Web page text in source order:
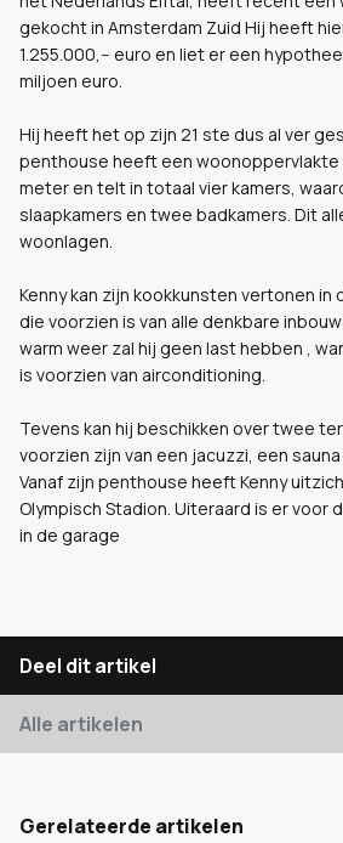
gekocht in Amsterdam Zuid Hij heeft
1.255.000,-- euro en liet er een
miljoen euro.
Hij heeft het op zijn 21 ste dus al ver
penthouse heeft een woonoppervlakte
meter en telt in totaal vier kamers,
slaapkamers en twee badkamers. Dit
woonlagen.
Kenny kan zijn kookkunsten vertonen in
die voorzien is van alle denkbare
warm weer zal hij geen last hebben ,
is voorzien van airconditioning.
Tevens kan hij beschikken over twee
voorzien zijn van een jacuzzi, een
Vanaf zijn penthouse heeft Kenny
Olympisch Stadion. Uiteraard is er voor
in de garage
Deel dit artikel
Alle artikelen
Gerelateerde artikelen